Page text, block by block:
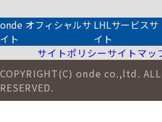
onde オフィシャルサ
イト
LHLサービスサ
イト
サイトポリシーサイトマッ
COPYRIGHT(C) onde co.,ltd. ALL
RESERVED.